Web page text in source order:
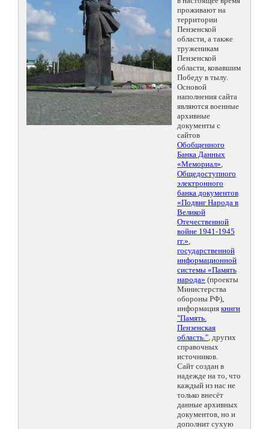
проживают на
территории
Пензенской
области, а также
труженикам
Пензенской
области, ковавшим
Победу в тылу.
Основой
наполнения сайта
являются военные
архивные
документы с
сайтов
Обобщенного
Банка Данных
«Мемориал»,
Общедоступного
электронного
банка документов
«Подвиг Народа в
Великой
Отечественной
войне 1941-1945
гг.»,
государственной
информационной
системы «Память
народа» (проекты
Министерства
обороны РФ),
информация книги
"Память.
Пензенская
область.", других
справочных
источников.
Сайт создан в
надежде на то, что
каждый из нас не
только внесёт
данные архивных
документов, но и
дополнит сухую